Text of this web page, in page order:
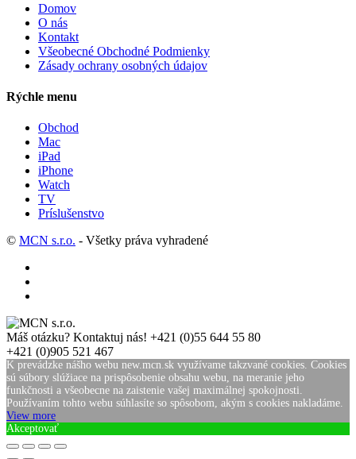
Domov
O nás
Kontakt
Všeobecné Obchodné Podmienky
Zásady ochrany osobných údajov
Rýchle menu
Obchod
Mac
iPad
iPhone
Watch
TV
Príslušenstvo
© MCN s.r.o. - Všetky práva vyhradené
Máš otázku? Kontaktuj nás! +421 (0)55 644 55 80
+421 (0)905 521 467
K prevádzke nášho webu new.mcn.sk využívame takzvané cookies. Cookies
sú súbory slúžiace na prispôsobenie obsahu webu, na meranie jeho
funkčnosti a všeobecne na zaistenie vašej maximálnej spokojnosti.
Používaním tohto webu súhlasíte so spôsobom, akým s cookies nakladáme.
View more
Akceptovať